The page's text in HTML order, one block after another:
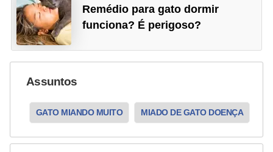
Remédio para gato dormir
funciona? É perigoso?
Assuntos
GATO MIANDO MUITO MIADO DE GATO DOENÇA
n
i
m
a
l